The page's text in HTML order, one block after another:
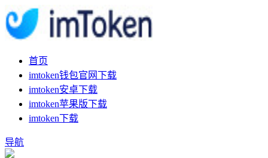
首页
imtoken钱包官网下载
imtoken安卓下载
imtoken苹果版下载
imtoken下载
导航